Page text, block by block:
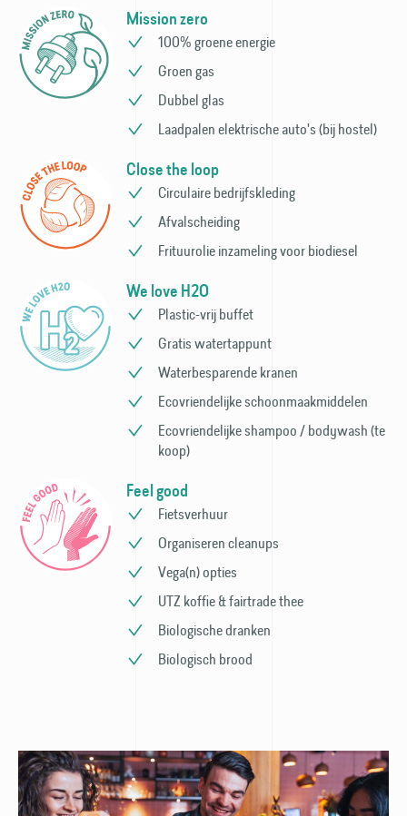
Mission zero
100% groene energie
Groen gas
Dubbel glas
Laadpalen elektrische auto's (bij hostel)
Close the loop
Circulaire bedrijfs­kleding
Afvalscheiding
Frituurolie inzameling voor bio­diesel
We love H2O
Plastic-vrij buffet
Gratis watertappunt
Waterbesparende kranen
Ecovriendelijke schoonmaak­middelen
Ecovriendelijke shampoo / bodywash (te
koop)
Feel good
Fietsverhuur
Organiseren cleanups
Vega(n) opties
UTZ koffie & fairtrade thee
Biologische dranken
Biologisch brood